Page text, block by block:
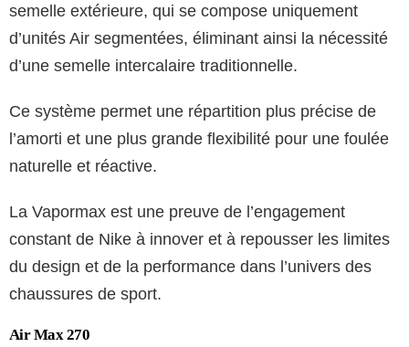
semelle extérieure, qui se compose uniquement
d’unités Air segmentées, éliminant ainsi la nécessité
d’une semelle intercalaire traditionnelle.
Ce système permet une répartition plus précise de
l’amorti et une plus grande flexibilité pour une foulée
naturelle et réactive.
La Vapormax est une preuve de l’engagement
constant de Nike à innover et à repousser les limites
du design et de la performance dans l’univers des
chaussures de sport.
Air Max 270